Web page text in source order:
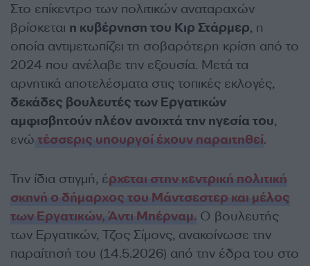
Στο επίκεντρο των πολιτικών αναταραχών
βρίσκεται η κυβέρνηση του Κιρ Στάρμερ, η
οποία αντιμετωπίζει τη σοβαρότερη κρίση από το
2024 που ανέλαβε την εξουσία. Μετά τα
αρνητικά αποτελέσματα στις τοπικές εκλογές,
δεκάδες βουλευτές των Εργατικών
αμφισβητούν πλέον ανοιχτά την ηγεσία του,
ενώ τέσσερις υπουργοί έχουν παραιτηθεί.
Την ίδια στιγμή, έρχεται στην κεντρική πολιτική
σκηνή ο δήμαρχος του Μάντσεστερ και μέλος
των Εργατικών, Άντι Μπέρναμ. Ο βουλευτής
των Εργατικών, Τζος Σίμονς, ανακοίνωσε την
παραίτησή του (14.5.2026) από την έδρα του στο